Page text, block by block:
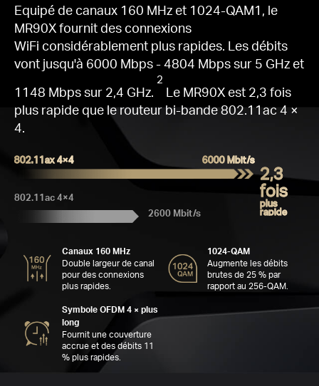
va
Equipé de canaux 160 MHz et 1024-QAM1, le
MR90X fournit des connexions
WiFi considérablement plus rapides. Les débits
vont jusqu'à 6000 Mbps - 4804 Mbps sur 5 GHz et
1148 Mbps sur 2,4 GHz.
2
Le MR90X est 2,3 fois
plus rapide que le routeur bi-bande 802.11ac 4 ×
4.
802.11ax 4×4 6000 Mbit/s
2,3
fois
plus
rapide
802.11ac 4×4
2600 Mbit/s
Canaux 160 MHz
Double largeur de canal
pour des connexions
plus rapides.
1024-QAM
Augmente les débits
brutes de 25 % par
rapport au 256-QAM.
Symbole OFDM 4 × plus
long
Fournit une couverture
accrue et des débits 11
% plus rapides.